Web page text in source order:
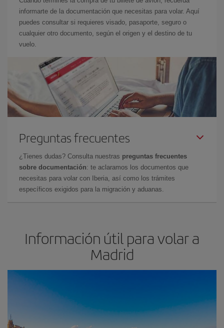
informarte de la documentación que necesitas para volar. Aquí
puedes consultar si requieres visado, pasaporte, seguro o
cualquier otro documento, según el origen y el destino de tu
vuelo.
Preguntas frecuentes
¿Tienes dudas? Consulta nuestras preguntas frecuentes
sobre documentación: te aclaramos los documentos que
necesitas para volar con Iberia, así como los trámites
específicos exigidos para la migración y aduanas.
Información útil para volar a
Madrid